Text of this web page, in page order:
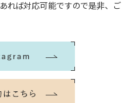
れば対応可能ですので是非、ご